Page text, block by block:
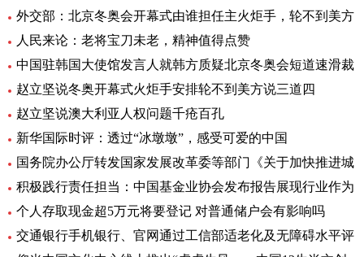
外交部：北京冬奥会开幕式由谁担任主火炬手，轮不到美方
人民来论：老将宝刀未老，精神值得点赞
中国驻韩国大使馆发言人就韩方质疑北京冬奥会短道速滑裁
赵立坚说冬奥开幕式火炬手安排轮不到美方说三道四
赵立坚说澳大利亚人权问题千疮百孔
新华国际时评：透过“冰墩墩”，感受可爱的中国
国务院办公厅转发国家发展改革委等部门《关于加快推进城
积极践行责任担当：中国基金业协会发布报告展现行业作为
个人存取现金超5万元将要登记 对普通储户会有影响吗
交通银行手机银行、官网通过工信部适老化及无障碍水平评